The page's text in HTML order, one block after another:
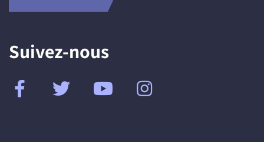
Suivez-nous